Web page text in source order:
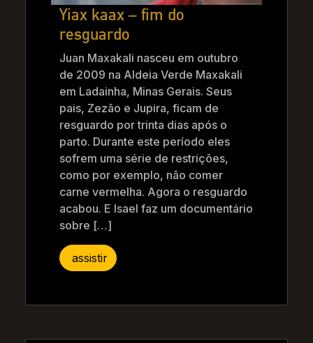
Yiax kaax – fim do
resguardo
Juan Maxakali nasceu em outubro
de 2009 na Aldeia Verde Maxakali
em Ladainha, Minas Gerais. Seus
pais, Zezão e Jupira, ficam de
resguardo por trinta dias após o
parto. Durante este período eles
sofrem uma série de restrições,
como por exemplo, não comer
carne vermelha. Agora o resguardo
acabou. E Isael faz um documentário
sobre […]
assistir